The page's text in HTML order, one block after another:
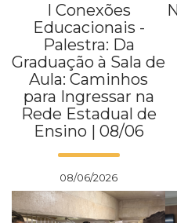
I Conexões
Educacionais -
Palestra: Da
Graduação à Sala de
Aula: Caminhos
para Ingressar na
Rede Estadual de
Ensino | 08/06
08/06/2026